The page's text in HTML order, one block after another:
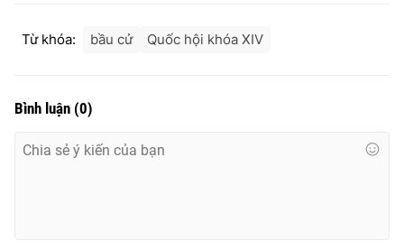
Từ khóa: bầu cử Quốc hội khóa XIV
Bình luận (0)